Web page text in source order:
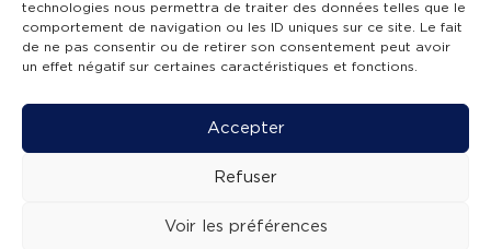
technologies nous permettra de traiter des données telles que le
comportement de navigation ou les ID uniques sur ce site. Le fait
de ne pas consentir ou de retirer son consentement peut avoir
un effet négatif sur certaines caractéristiques et fonctions.
Accepter
Refuser
Voir les préférences
SUIVEZ-NOUS !
Mentions légales -Accessibilité